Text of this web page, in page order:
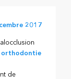
2017
orthodontie
de